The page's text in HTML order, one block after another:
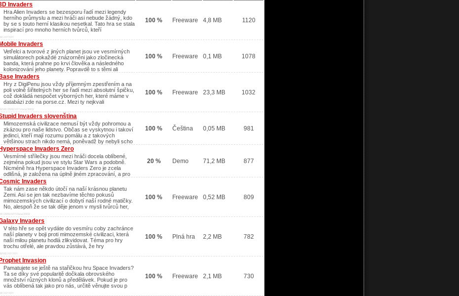
Invaders
Hra Alien Invaders se bezesporu řadí mezi legendy
herního průmyslu a mezi hráči asi nebude žádný, kdo
by se s touto herní klasikou nesetkal. Tato hra se stala
inspirací pro mnoho herních tvůrců, kteří
XP/XP/
100 % Freeware 4,8 MB 1120
Mobile Invaders
Vetřelci a tvorové z jiných planet jsou ve vesmírných
simulátorech pokaždé znázorněni jako zločinecká
banda, která prahne po krvi člověka a následného
kolonizování jeho planety. Popravdě to s těmi ali
100 % Freeware 0,1 MB 1078
Base Invaders
Hry z DigiPenu jsou vždy příjemným zpestřením a na
poli volně šiřitelných her se řadí mezi absolutní špičku,
což dokládá nespočet výborných her, které máme v
databázi zde na porse.cz. Mezi ty nejkvali
ME/2000/XP/Vista/2003/
100 % Freeware 23,3 MB 1032
Invaders slovenština
Mimozemská civilizace nemusí být vždy pohromou a
zkázou pro naše lidstvo. Občas se vyskytnou i takoví
jedinci, kteří mají rozumu pomálu a z takových
většinou strach nikdo nemá, poněvadž by nebyli scho
100 % Čeština 0,05 MB 981
Hyperspace Invaders Zero
Vesmírné střílečky jsou mezi hráči docela oblíbené,
zejména pokud jsou ve stylu Star Wars a podobně.
Nicméně hra Hyperspace Invaders Zero je zcela
odlišná, je založena na úplně jiném zpracování, a pro
20 % Demo 71,2 MB 877
Invaders
Tak nám zase někdo útočí na naší krásnou planetu
Zemi. Asi se jen tak nezbavíme těchto pokusů
mimozemských civilizací o dobytí naší rodné matičky.
No, alespoň že se tak děje jenom v mysli tvůrců her,
2000/XP/Vista/2003/
100 % Freeware 0,52 MB 809
Invaders
V této hře se opět vydáte do vesmíru coby zachránce
naší planety v boji proti mimozemské civilizaci, která
naši milou planetu hodlá zlikvidovat. Téma pro hry
trochu otřelé, ale pravdou zůstává, že hry
ME/XP/XP/
100 % Plná hra 2,2 MB 782
Prophet Invasion
Pamatujete se ještě na stařičkou hru Space Invaders?
Ta se díky své popularitě dočkala obrovského
množství různých klonů a předělávek. Pokud je pro
vás oblíbená tak jako pro nás, určitě věnujte svou p
XP/XP/
100 % Freeware 2,1 MB 730